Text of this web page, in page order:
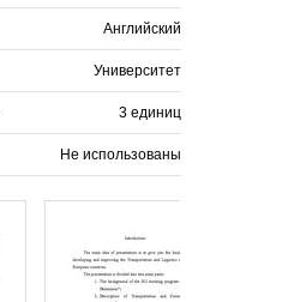
Английский
Университет
3 единиц
Не использованы